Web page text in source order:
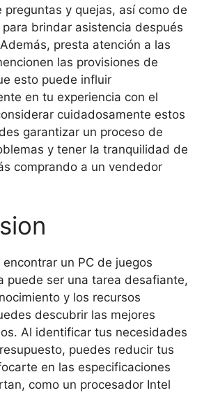
preguntas y quejas, así como de
brindar asistencia después
presta atención a las
las provisiones de
esto puede influir
en tu experiencia con el
cuidadosamente estos
garantizar un proceso de
y tener la tranquilidad de
comprando a un vendedor
encontrar un PC de juegos
puede ser una tarea desafiante,
y los recursos
descubrir las mejores
Al identificar tus necesidades
puedes reducir tus
en las especificaciones
como un procesador Intel